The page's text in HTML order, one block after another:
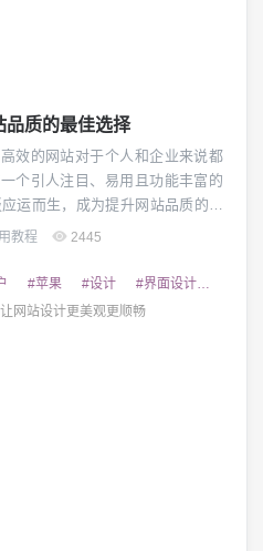
品质的最佳选择
效的网站对于个人和企业来说都
个引人注目、易用且功能丰富的
运而生，成为提升网站品质的最
过该模板实现所需的功能。其自
理员能够根...
教程 2445
#苹果 #设计 #界面设计